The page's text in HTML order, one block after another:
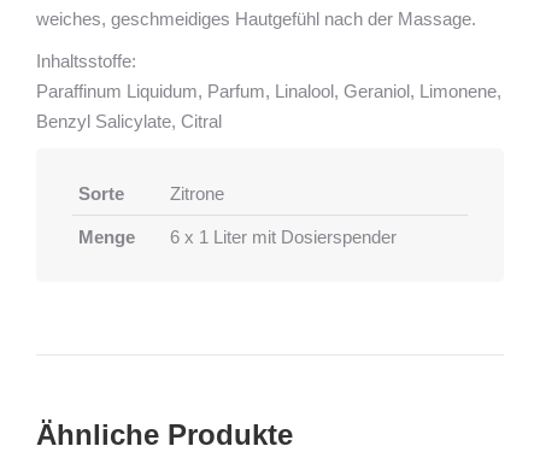
weiches, geschmeidiges Hautgefühl nach der Massage.
Inhaltsstoffe:
Paraffinum Liquidum, Parfum, Linalool, Geraniol, Limonene,
Benzyl Salicylate, Citral
Sorte Zitrone
Menge 6 x 1 Liter mit Dosierspender
Ähnliche Produkte